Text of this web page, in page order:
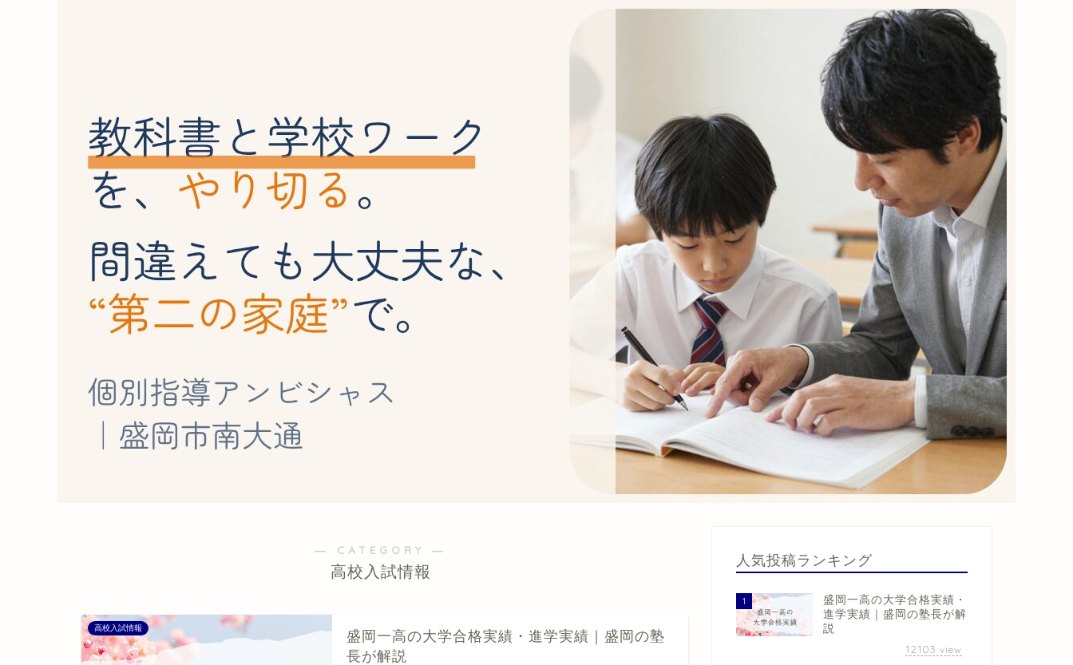
― CATEGORY ―
高校入試情報
高校入試情報
盛岡一高の大学合格実績・進学実績｜盛岡の塾
長が解説
人気投稿ランキング
1
盛岡一高の大学合格実績・
進学実績｜盛岡の塾長が解
説
12103 view